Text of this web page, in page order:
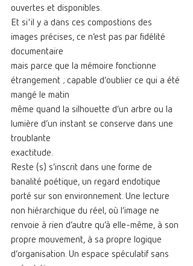
ouvertes et disponibles.
Et si'il y a dans ces compostions des
images précises, ce n’est pas par fidélité
documentaire
mais parce que la mémoire fonctionne
étrangement ; capable d’oublier ce qui a été
mangé le matin
même quand la silhouette d’un arbre ou la
lumière d’un instant se conserve dans une
troublante
exactitude.
Reste (s) s’inscrit dans une forme de
banalité poétique, un regard endotique
porté sur son environnement. Une lecture
non hiérarchique du réel, où l’image ne
renvoie à rien d’autre qu’à elle-même, à son
propre mouvement, à sa propre logique
d’organisation. Un espace spéculatif sans